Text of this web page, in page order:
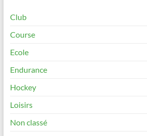
Club
Course
Ecole
Endurance
Hockey
Loisirs
Non classé